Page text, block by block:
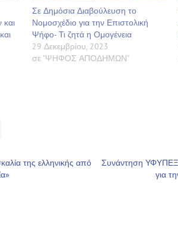
και
Σε Δημόσια Διαβούλευση το
Νομοσχέδιο για την Επιστολική
Ψήφο- Τι ζητά η Ομογένεια
29 Δεκεμβρίου, 2023
σε "ΨΗΦΟΣ ΑΠΟΔΗΜΩΝ"
της ελληνικής από
Συνάντηση ΥΦΥΠΕΞ
για